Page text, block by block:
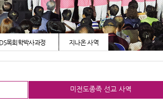
목회학박사과정 지나온 사역
미전도종족 선교 사역